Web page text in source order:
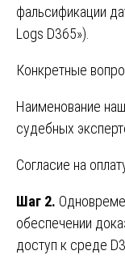
фальсификации
Logs D365»).
Конкретные
Наименование
судебных
Согласие на
Шаг 2.
обеспечении
доступ к среде